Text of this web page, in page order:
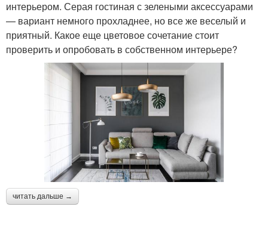
интерьером. Серая гостиная с зелеными аксессуарами
— вариант немного прохладнее, но все же веселый и
приятный. Какое еще цветовое сочетание стоит
проверить и опробовать в собственном интерьере?
читать дальше →